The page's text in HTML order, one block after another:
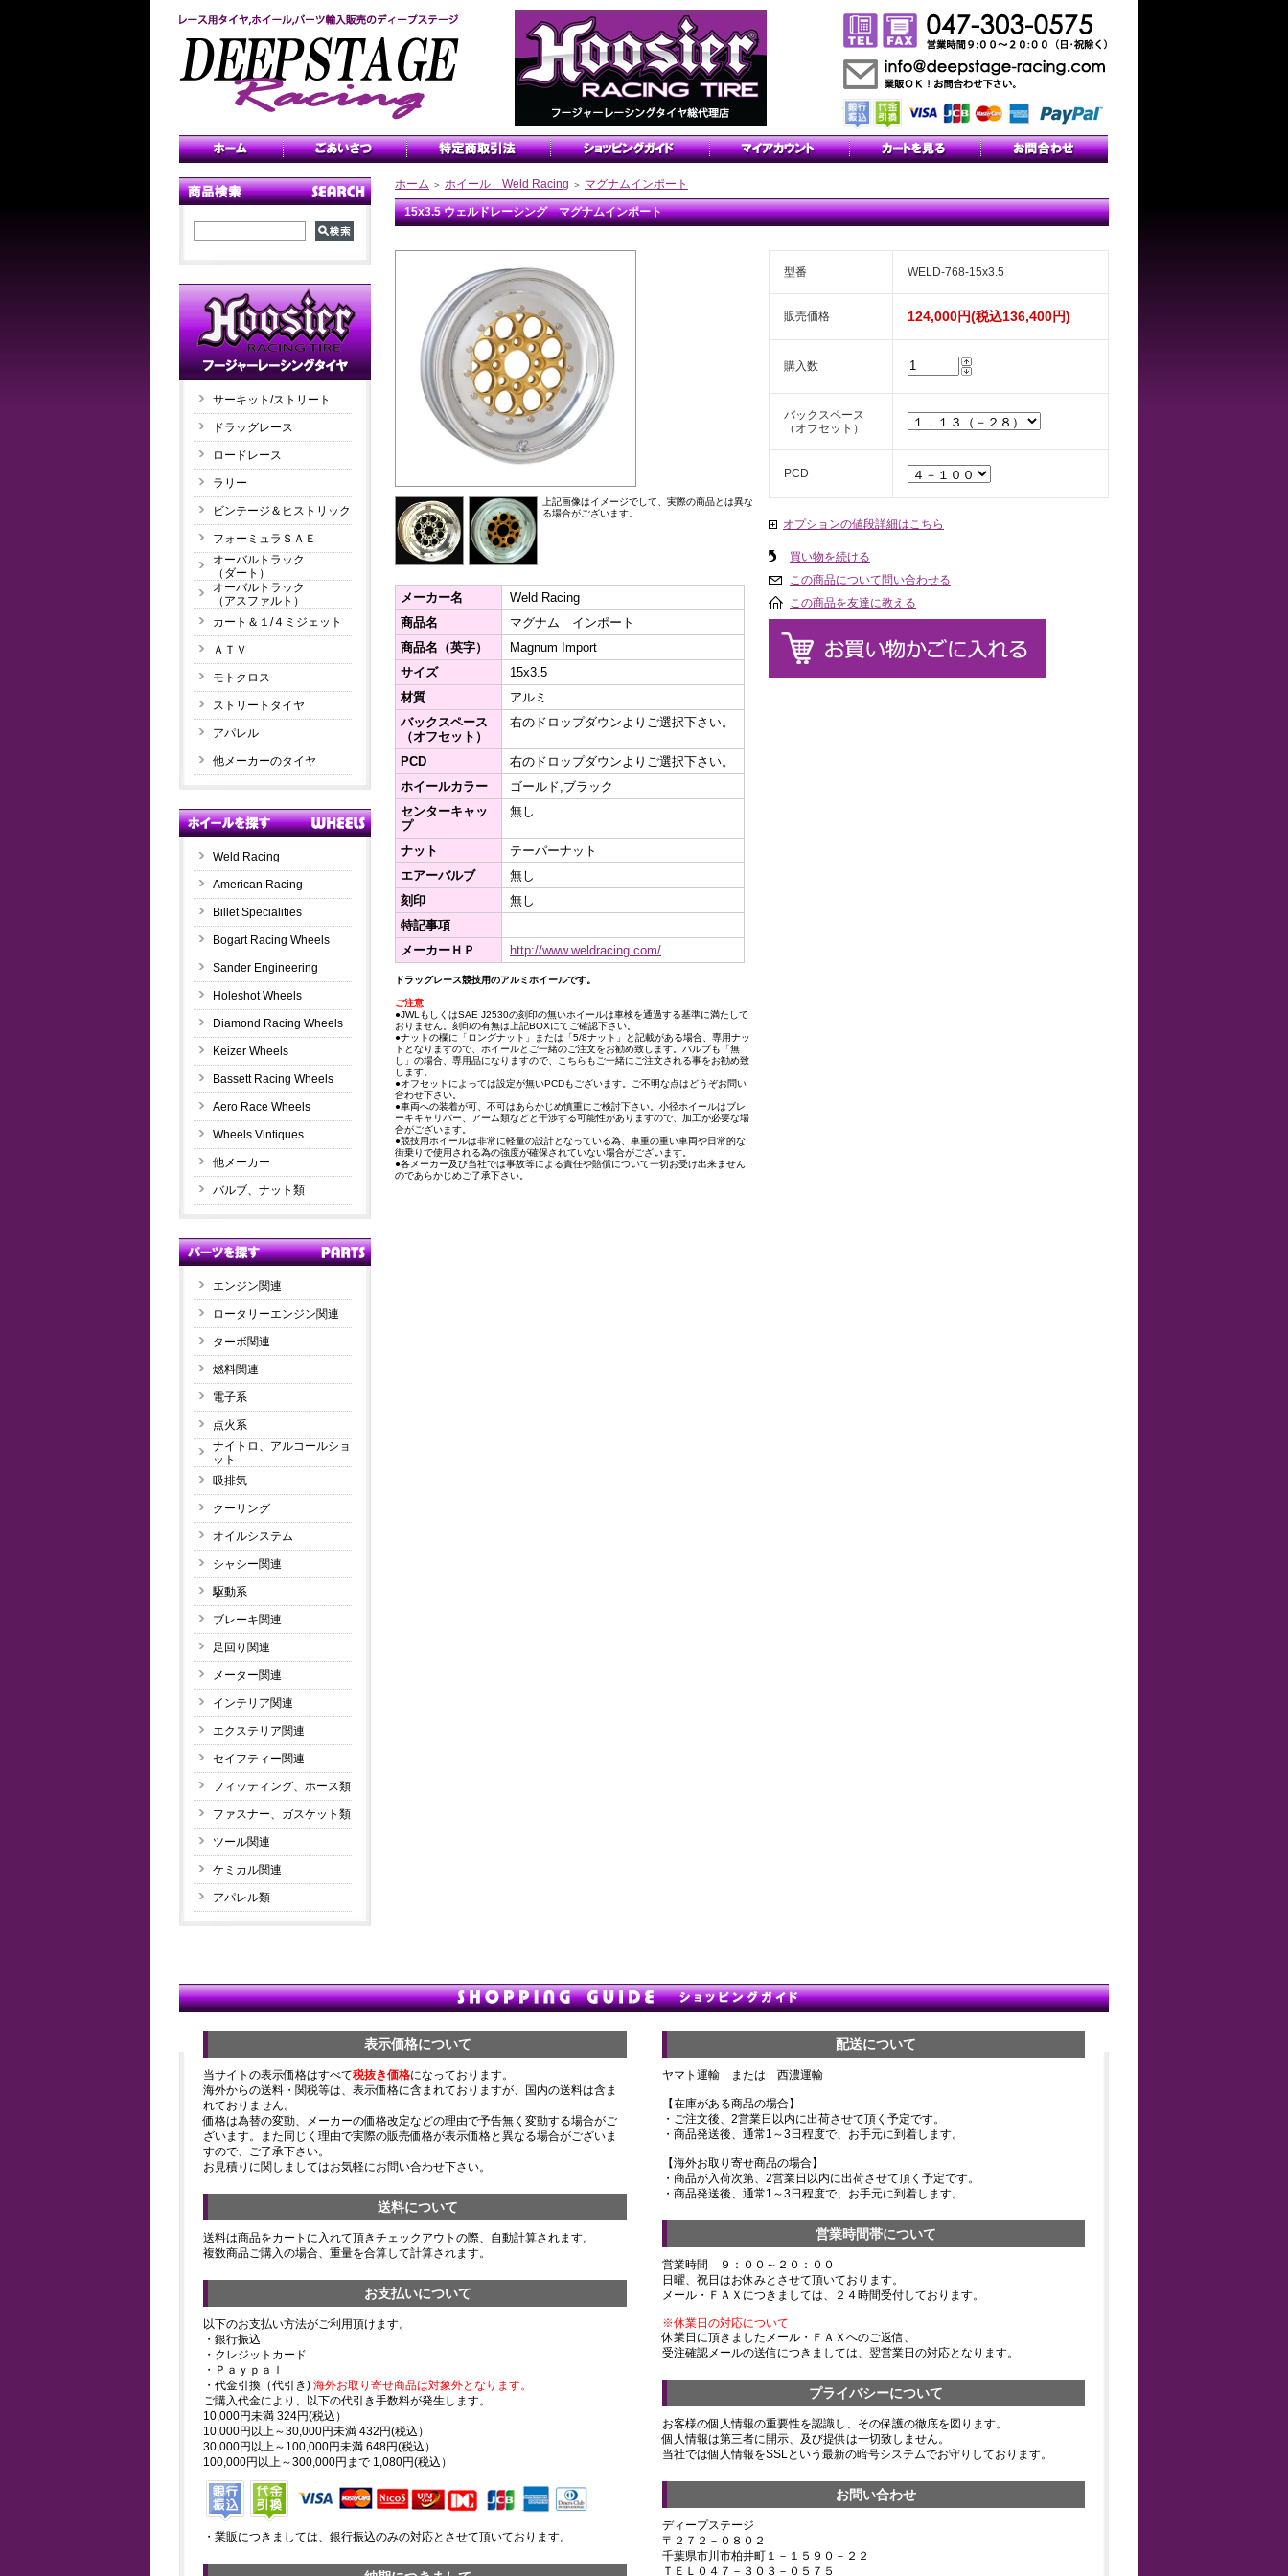
サーキット/ストリート
ドラッグレース
ロードレース
ラリー
ビンテージ＆ヒストリック
フォーミュラＳＡＥ
オーバルトラック
（ダート）
オーバルトラック
（アスファルト）
カート＆１/４ミジェット
ＡＴＶ
モトクロス
ストリートタイヤ
アパレル
他メーカーのタイヤ
Weld Racing
American Racing
Billet Specialities
Bogart Racing Wheels
Sander Engineering
Holeshot Wheels
Diamond Racing Wheels
Keizer Wheels
Bassett Racing Wheels
Aero Race Wheels
Wheels Vintiques
他メーカー
バルブ、ナット類
エンジン関連
ロータリーエンジン関連
ターボ関連
燃料関連
電子系
点火系
ナイトロ、アルコールショ
ット
吸排気
クーリング
オイルシステム
シャシー関連
駆動系
ブレーキ関連
足回り関連
メーター関連
インテリア関連
エクステリア関連
セイフティー関連
フィッティング、ホース類
ファスナー、ガスケット類
ツール関連
ケミカル関連
アパレル類
ホーム ＞ ホイール Weld Racing ＞ マグナムインポート
15x3.5 ウェルドレーシング マグナムインポート
上記画像はイメージでして、実際の商品とは異な
る場合がございます。
メーカー名
Weld Racing
商品名
マグナム インポート
商品名（英字）
Magnum Import
サイズ
15x3.5
材質
アルミ
バックスペース
（オフセット）
右のドロップダウンよりご選択下さい。
PCD
右のドロップダウンよりご選択下さい。
ホイールカラー
ゴールド,ブラック
センターキャッ
プ
無し
ナット
テーパーナット
エアーバルブ
無し
刻印
無し
特記事項
メーカーＨＰ
http://www.weldracing.com/
ドラッグレース競技用のアルミホイールです。
ご注意
●JWLもしくはSAE J2530の刻印の無いホイールは車検を通過する基準に満たして
おりません。刻印の有無は上記BOXにてご確認下さい。
●ナットの欄に「ロングナット」または「5/8ナット」と記載がある場合、専用ナッ
トとなりますので、ホイールとご一緒のご注文をお勧め致します。バルブも「無
し」の場合、専用品になりますので、こちらもご一緒にご注文される事をお勧め致
します。
●オフセットによっては設定が無いPCDもございます。ご不明な点はどうぞお問い
合わせ下さい。
●車両への装着が可、不可はあらかじめ慎重にご検討下さい。小径ホイールはブレ
ーキキャリパー、アーム類などと干渉する可能性がありますので、加工が必要な場
合がございます。
●競技用ホイールは非常に軽量の設計となっている為、車重の重い車両や日常的な
街乗りで使用される為の強度が確保されていない場合がございます。
●各メーカー及び当社では事故等による責任や賠償について一切お受け出来ません
のであらかじめご了承下さい。
型番 WELD-768-15x3.5
販売価格 124,000円(税込136,400円)
購入数
バックスペース
（オフセット）
PCD
オプションの値段詳細はこちら
買い物を続ける
この商品について問い合わせる
この商品を友達に教える
表示価格について
当サイトの表示価格はすべて税抜き価格になっております。
海外からの送料・関税等は、表示価格に含まれておりますが、国内の送料は含ま
れておりません。
価格は為替の変動、メーカーの価格改定などの理由で予告無く変動する場合がご
ざいます。また同じく理由で実際の販売価格が表示価格と異なる場合がございま
すので、ご了承下さい。
お見積りに関しましてはお気軽にお問い合わせ下さい。
送料について
送料は商品をカートに入れて頂きチェックアウトの際、自動計算されます。
複数商品ご購入の場合、重量を合算して計算されます。
お支払いについて
以下のお支払い方法がご利用頂けます。
・銀行振込
・クレジットカード
・Ｐａｙｐａｌ
・代金引換（代引き) 海外お取り寄せ商品は対象外となります。
ご購入代金により、以下の代引き手数料が発生します。
10,000円未満 324円(税込）
10,000円以上～30,000円未満 432円(税込）
30,000円以上～100,000円未満 648円(税込）
100,000円以上～300,000円まで 1,080円(税込）
・業販につきましては、銀行振込のみの対応とさせて頂いております。
配送について
ヤマト運輸 または 西濃運輸
【在庫がある商品の場合】
・ご注文後、2営業日以内に出荷させて頂く予定です。
・商品発送後、通常1～3日程度で、お手元に到着します。
【海外お取り寄せ商品の場合】
・商品が入荷次第、2営業日以内に出荷させて頂く予定です。
・商品発送後、通常1～3日程度で、お手元に到着します。
営業時間帯について
営業時間 ９：００～２０：００
日曜、祝日はお休みとさせて頂いております。
メール・ＦＡＸにつきましては、２４時間受付しております。
※休業日の対応について
休業日に頂きましたメール・ＦＡＸへのご返信、
受注確認メールの送信につきましては、翌営業日の対応となります。
プライバシーについて
お客様の個人情報の重要性を認識し、その保護の徹底を図ります。
個人情報は第三者に開示、及び提供は一切致しません。
当社では個人情報をSSLという最新の暗号システムでお守りしております。
お問い合わせ
ディープステージ
〒２７２－０８０２
千葉県市川市柏井町１－１５９０－２２
ＴＥＬ０４７－３０３－０５７５